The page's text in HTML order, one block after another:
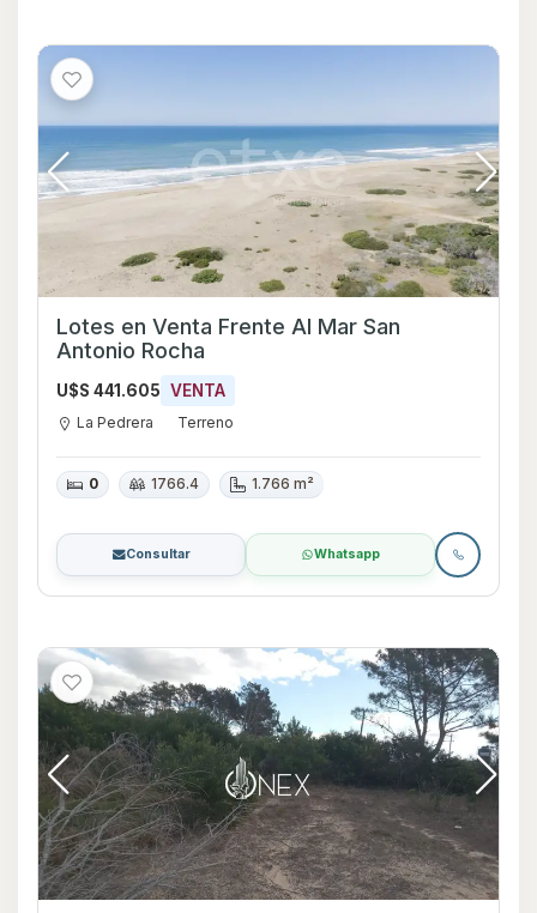
Lotes en Venta Frente Al Mar San
Antonio Rocha
U$S 441.605 VENTA
La Pedrera Terreno
0 1766.4 1.766 m²
Consultar Whatsapp